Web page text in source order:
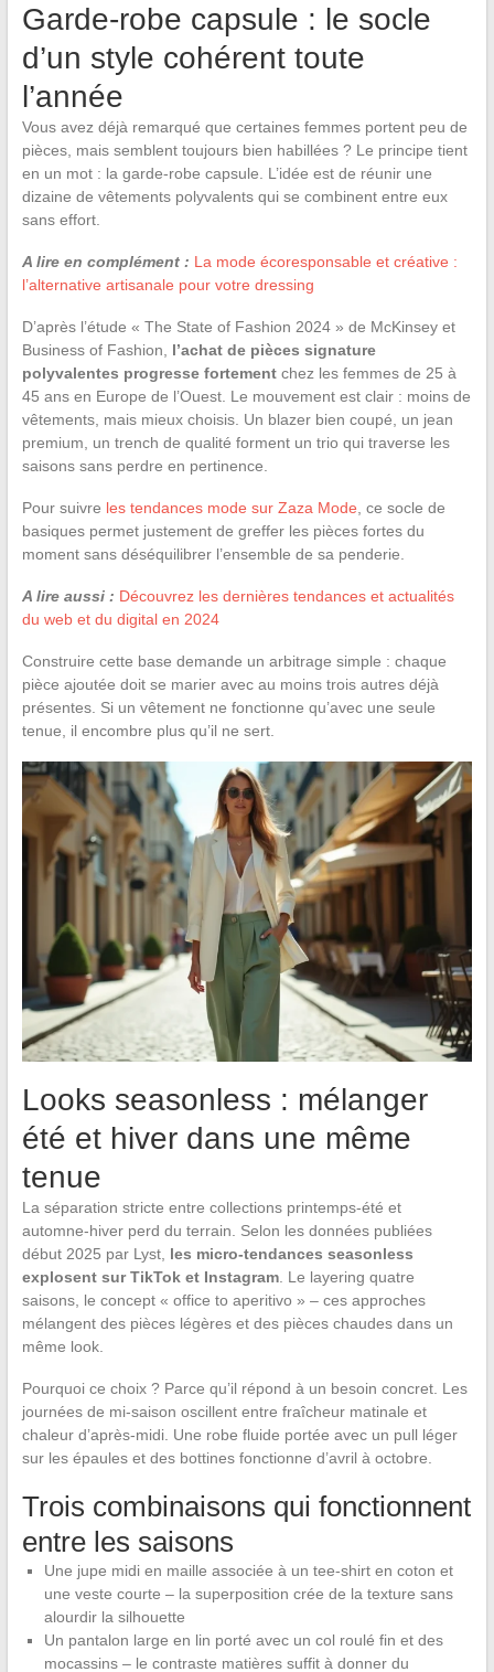
Garde-robe capsule : le socle
d’un style cohérent toute
l’année
Vous avez déjà remarqué que certaines femmes portent peu de
pièces, mais semblent toujours bien habillées ? Le principe tient
en un mot : la garde-robe capsule. L’idée est de réunir une
dizaine de vêtements polyvalents qui se combinent entre eux
sans effort.
A lire en complément : La mode écoresponsable et créative :
l’alternative artisanale pour votre dressing
D’après l’étude « The State of Fashion 2024 » de McKinsey et
Business of Fashion, l’achat de pièces signature
polyvalentes progresse fortementchez les femmes de 25 à
45 ans en Europe de l’Ouest. Le mouvement est clair : moins de
vêtements, mais mieux choisis. Un blazer bien coupé, un jean
premium, un trench de qualité forment un trio qui traverse les
saisons sans perdre en pertinence.
Pour suivre les tendances mode sur Zaza Mode , ce socle de
basiques permet justement de greffer les pièces fortes du
moment sans déséquilibrer l’ensemble de sa penderie.
A lire aussi : Découvrez les dernières tendances et actualités
du web et du digital en 2024
Construire cette base demande un arbitrage simple : chaque
pièce ajoutée doit se marier avec au moins trois autres déjà
présentes. Si un vêtement ne fonctionne qu’avec une seule
tenue, il encombre plus qu’il ne sert.
Looks seasonless : mélanger
été et hiver dans une même
tenue
La séparation stricte entre collections printemps-été et
automne-hiver perd du terrain. Selon les données publiées
début 2025 par Lyst, les micro-tendances seasonless
explosent sur TikTok et Instagram. Le layering quatre
saisons, le concept « office to aperitivo » – ces approches
mélangent des pièces légères et des pièces chaudes dans un
même look.
Pourquoi ce choix ? Parce qu’il répond à un besoin concret. Les
journées de mi-saison oscillent entre fraîcheur matinale et
chaleur d’après-midi. Une robe fluide portée avec un pull léger
sur les épaules et des bottines fonctionne d’avril à octobre.
Trois combinaisons qui fonctionnent
entre les saisons
Une jupe midi en maille associée à un tee-shirt en coton et
une veste courte – la superposition crée de la texture sans
alourdir la silhouette
Un pantalon large en lin porté avec un col roulé fin et des
mocassins – le contraste matières suffit à donner du